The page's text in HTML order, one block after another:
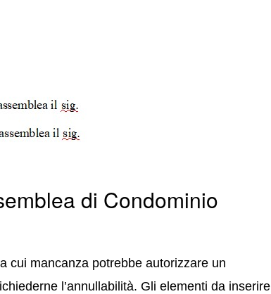
di Condominio
cui mancanza potrebbe autorizzare un
l’annullabilità. Gli elementi da inserire